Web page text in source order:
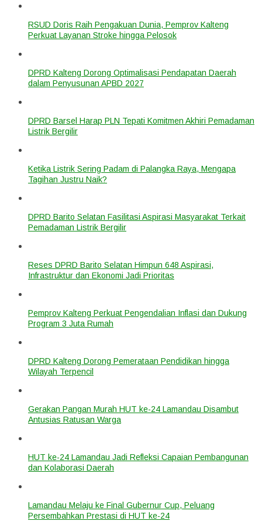
RSUD Doris Raih Pengakuan Dunia, Pemprov Kalteng
Perkuat Layanan Stroke hingga Pelosok
DPRD Kalteng Dorong Optimalisasi Pendapatan Daerah
dalam Penyusunan APBD 2027
DPRD Barsel Harap PLN Tepati Komitmen Akhiri Pemadaman
Listrik Bergilir
Ketika Listrik Sering Padam di Palangka Raya, Mengapa
Tagihan Justru Naik?
DPRD Barito Selatan Fasilitasi Aspirasi Masyarakat Terkait
Pemadaman Listrik Bergilir
Reses DPRD Barito Selatan Himpun 648 Aspirasi,
Infrastruktur dan Ekonomi Jadi Prioritas
Pemprov Kalteng Perkuat Pengendalian Inflasi dan Dukung
Program 3 Juta Rumah
DPRD Kalteng Dorong Pemerataan Pendidikan hingga
Wilayah Terpencil
Gerakan Pangan Murah HUT ke-24 Lamandau Disambut
Antusias Ratusan Warga
HUT ke-24 Lamandau Jadi Refleksi Capaian Pembangunan
dan Kolaborasi Daerah
Lamandau Melaju ke Final Gubernur Cup, Peluang
Persembahkan Prestasi di HUT ke-24